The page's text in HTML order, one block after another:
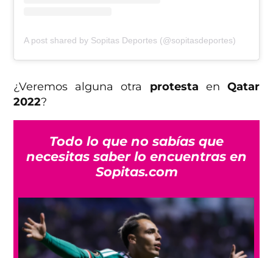
A post shared by Sopitas Deportes (@sopitasdeportes)
¿Veremos alguna otra protesta en Qatar
2022?
Todo lo que no sabías que
necesitas saber lo encuentras en
Sopitas.com